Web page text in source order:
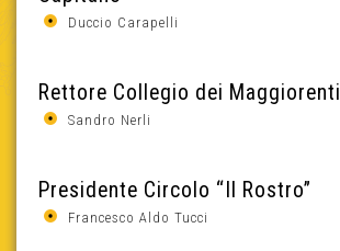
Duccio Carapelli
Rettore Collegio dei Maggiorenti
Sandro Nerli
Presidente Circolo “Il Rostro”
Francesco Aldo Tucci